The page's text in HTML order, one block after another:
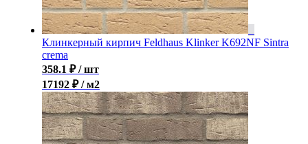
Клинкерный кирпич Feldhaus Klinker K692NF Sintra
crema
358.1 ₽ / шт
17192 ₽ / м2